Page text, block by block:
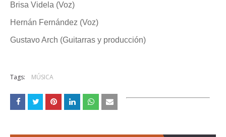
Brisa Videla (Voz)
Hernán Fernández (Voz)
Gustavo Arch (Guitarras y producción)
Tags: MÚSICA